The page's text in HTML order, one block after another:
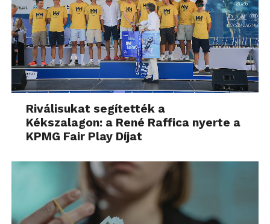
Riválisukat segítették a
Kékszalagon: a René Raffica nyerte a
KPMG Fair Play Díjat